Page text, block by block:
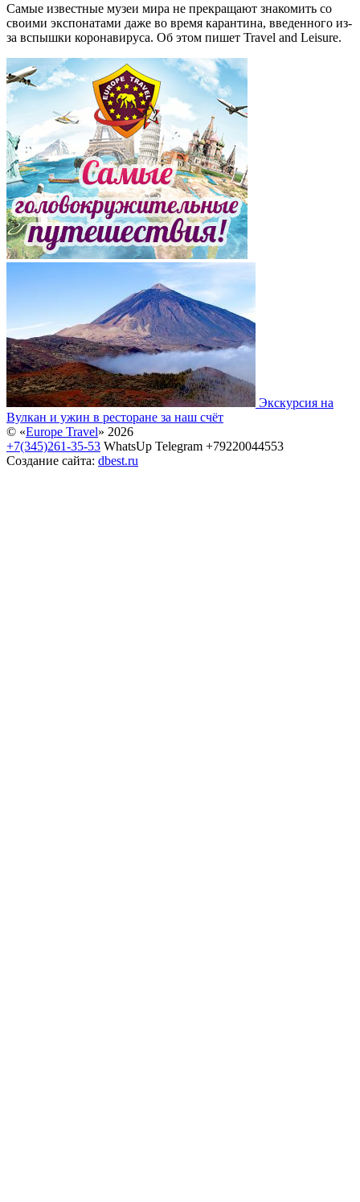
Самые известные музеи мира не прекращают знакомить со
своими экспонатами даже во время карантина, введенного из-
за вспышки коронавируса. Об этом пишет Travel and Leisure.
Экскурсия на
Вулкан и ужин в ресторане за наш счёт
© «Europe Travel» 2026
+7(345)261-35-53 WhatsUp Telegram +79220044553
Создание сайта: dbest.ru